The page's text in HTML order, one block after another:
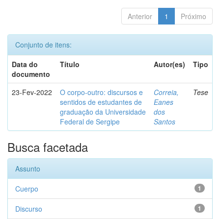
Anterior 1 Próximo
Conjunto de itens:
Data do
documento
Título Autor(es) Tipo
23-Fev-2022
O corpo-outro: discursos e
sentidos de estudantes de
graduação da Universidade
Federal de Sergipe
Correia,
Eanes
dos
Santos
Tese
Busca facetada
Assunto
1
Cuerpo
1
Discurso